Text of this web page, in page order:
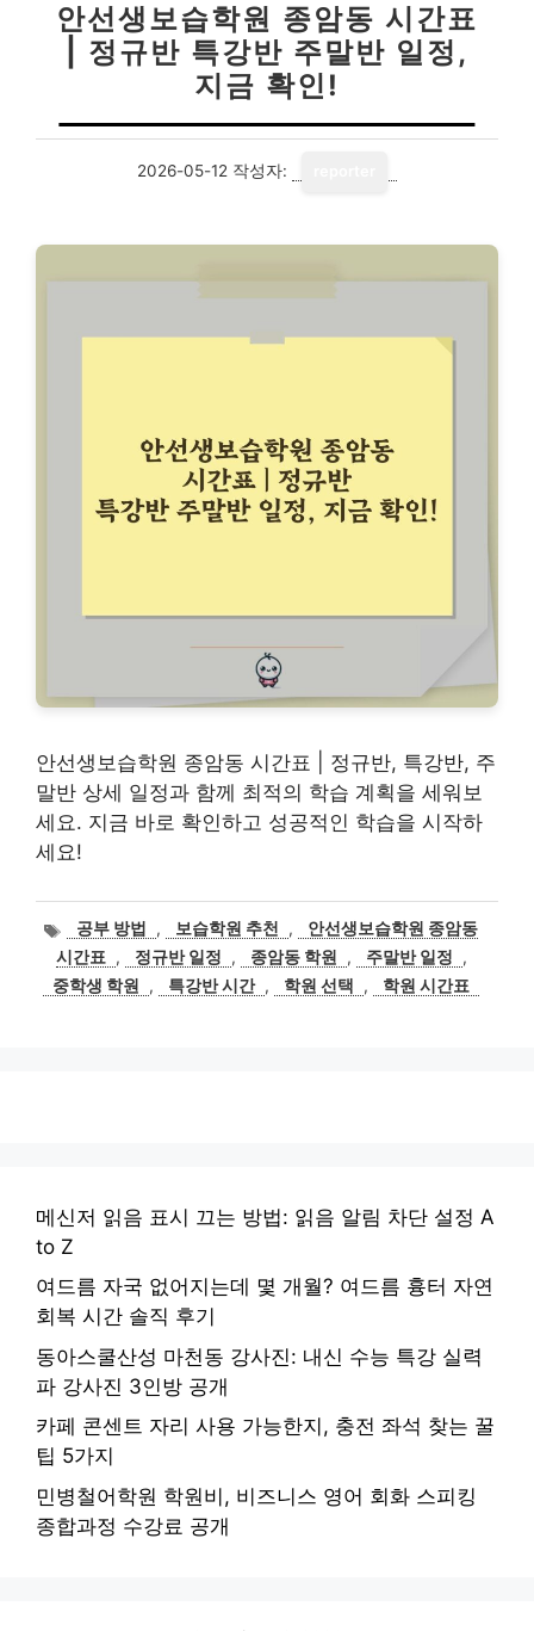
안선생보습학원 종암동 시간표
| 정규반 특강반 주말반 일정,
지금 확인!
2026-05-12 작성자:
안선생보습학원 종암동 시간표 | 정규반, 특강반, 주
말반 상세 일정과 함께 최적의 학습 계획을 세워보
세요. 지금 바로 확인하고 성공적인 학습을 시작하
세요!
태
그
공부 방법 , 보습학원 추천 ,
안선생보습학원 종암동
시간표
, 정규반 일정 , 종암동 학원 , 주말반 일정
,
중학생 학원
, 특강반 시간 , 학원 선택 , 학원 시간표
메신저 읽음 표시 끄는 방법: 읽음 알림 차단 설정 A
to Z
여드름 자국 없어지는데 몇 개월? 여드름 흉터 자연
회복 시간 솔직 후기
동아스쿨산성 마천동 강사진: 내신 수능 특강 실력
파 강사진 3인방 공개
카페 콘센트 자리 사용 가능한지, 충전 좌석 찾는 꿀
팁 5가지
민병철어학원 학원비, 비즈니스 영어 회화 스피킹
종합과정 수강료 공개